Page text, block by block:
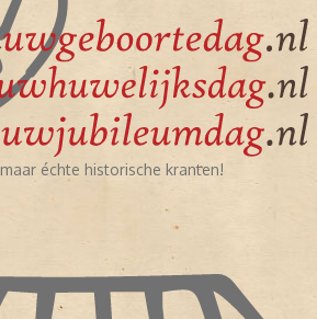
échte historische kranten!